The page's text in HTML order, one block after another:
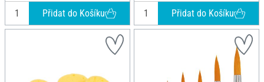
Přidat do Košíku Přidat do Košíku